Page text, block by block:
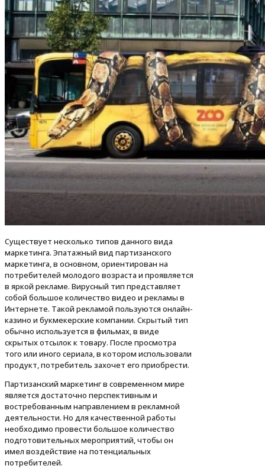
Существует несколько типов данного вида
маркетинга. Эпатажный вид партизанского
маркетинга, в основном, ориентирован на
потребителей молодого возраста и проявляется
в яркой рекламе. Вирусный тип представляет
собой большое количество видео и рекламы в
Интернете. Такой рекламой пользуются онлайн-
казино и букмекерские компании. Скрытый тип
обычно используется в фильмах, в виде
скрытых отсылок к товару. После просмотра
того или иного сериала, в котором использовали
продукт, потребитель захочет его приобрести.
Партизанский маркетинг в современном мире
является достаточно перспективным и
востребованным направлением в рекламной
деятельности. Но для качественной работы
необходимо провести большое количество
подготовительных мероприятий, чтобы он
имел воздействие на потенциальных
потребителей.